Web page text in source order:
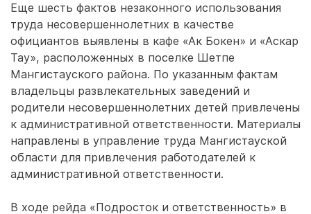
Еще шесть фактов незаконного использования
труда несовершеннолетних в качестве
официантов выявлены в кафе «Ак Бокен» и «Аскар
Тау», расположенных в поселке Шетпе
Мангистауского района. По указанным фактам
владельцы развлекательных заведений и
родители несовершеннолетних детей привлечены
к административной ответственности. Материалы
направлены в управление труда Мангистауской
области для привлечения работодателей к
административной ответственности.
В ходе рейда «Подросток и ответственность» в